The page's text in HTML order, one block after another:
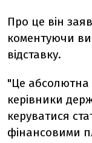
Про це він
коментуючи
відставку.
"Це абсолютна
керівники
керуватися
фінансовими